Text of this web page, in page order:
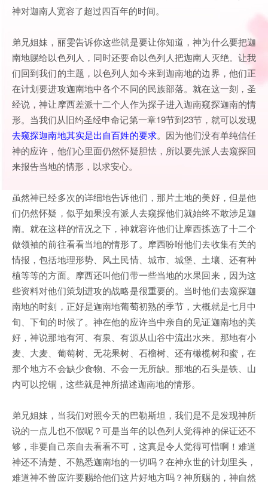
神对迦南人宽容了超过四百年的时间。
弟兄姐妹，丽雯告诉你这些就是要让你知道，神为什么要把迦
南地赐给以色列人，同时还要命以色列人把迦南人灭绝。让我
们回到我们的主题，以色列人如今来到迦南地的边界，他们正
在计划要进攻迦南地中各个不同的民族部落。就在这一刻，圣
经说，神让摩西差派十二个人作为探子进入迦南窥探迦南的情
形。当我们从旧约圣经申命记第一章19节到23节，就可以发现
去窥探迦南地其实是出自百姓的要求。因为他们没有单纯信任
神的应许，他们心里面仍然怀疑胆怯，所以要先派人去窥探回
来报告当地的情形，以求安心。
虽然神已经多次的详细地告诉他们，那片土地的美好，但是他
们仍然怀疑，似乎如果没有派人去窥探他们就始终不敢涉足迦
南。就在这样的情况之下，神就容许他们让摩西拣选了十二个
做领袖的前往看看当地的情形了。摩西吩咐他们去收集有关的
情报，包括地理形势、风土民情、城市、城堡、土壤、还有种
植等等的方面。摩西还叫他们带一些当地的水果回来，因为这
些资料对他们策划进攻的战略是很重要的。当时他们去窥探迦
南地的时刻，正好是迦南地葡萄初熟的季节，大概就是七月中
旬、下旬的时候了。神在他的应许当中亲自的见证迦南地的美
好，神说那地有河、有泉、有源从山谷中流出水来。那地有小
麦、大麦、葡萄树、无花果树、石榴树、还有橄榄树和蜜，在
那个地方不会缺少食物、不会一无所缺。那地的石头是铁、山
内可以挖铜，这些就是神所描述迦南地的情形。
弟兄姐妹，当我们对照今天的巴勒斯坦，我们是不是发现神所
说的一点儿也不假呢？可是当年的以色列人觉得神的保证还不
够，非要自己亲自去看看不可，这真是令人觉得可惜啊！难道
神还不清楚、不熟悉迦南地的一切吗？在神永世的计划里头，
难道神不曾应许要赐给他们这片好地方吗？神所赐的，神自然